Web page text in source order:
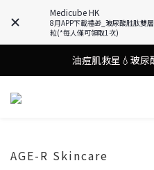
Medicube HK
8月APP下載禮🎁_玻尿酸胜肽雙
粒(*每人僅可領取1次)
謝安琪愛用美容
謝安琪愛用美容
油痘肌救星💧玻尿
果凍噴霧！一
AGE-R Skincare